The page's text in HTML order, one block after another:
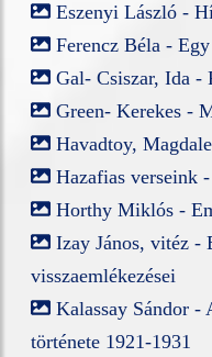
Eszenyi László -
Ferencz Béla -
Gal- Csiszar, Ida
Green- Kerekes -
Havadtoy,
Hazafias verseink
Horthy Miklós -
Izay János, vitéz -
visszaemlékezései
Kalassay Sándor -
története 1921-1931